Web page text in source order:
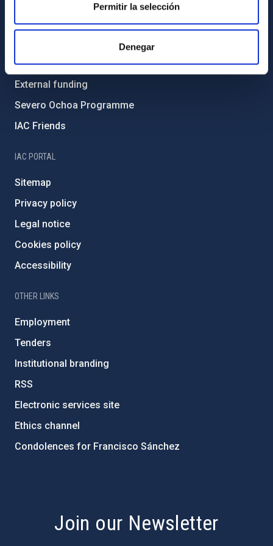
Permitir la selección
Denegar
Environment and Sustainability
IAC Projects
External funding
Severo Ochoa Programme
IAC Friends
IAC PORTAL
Sitemap
Privacy policy
Legal notice
Cookies policy
Accessibility
OTHER LINKS
Employment
Tenders
Institutional branding
RSS
Electronic services site
Ethics channel
Condolences for Francisco Sánchez
Join our Newsletter